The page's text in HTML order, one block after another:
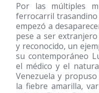
Por las múltiples
ferrocarril trasandino
empezó a
pese a ser
y reconocido, un
su contemporáneo
el médico y el
Venezuela y
la fiebre amarilla,